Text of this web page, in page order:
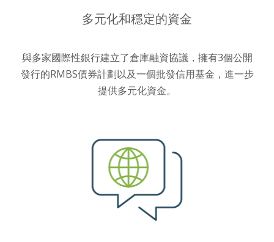
多元化和穩定的資金
與多家國際性銀行建立了倉庫融資協議，擁有3個公開
發行的RMBS債券計劃以及一個批發信用基金，進一步
提供多元化資金。